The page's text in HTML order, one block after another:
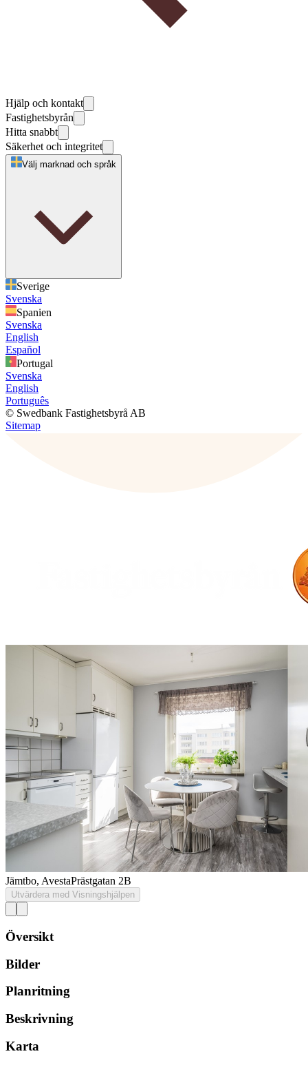
Hjälp och kontakt
Fastighetsbyrån
Hitta snabbt
Säkerhet och integritet
Välj marknad och språk
Sverige
Svenska
Spanien
Svenska
English
Español
Portugal
Svenska
English
Português
© Swedbank Fastighetsbyrå AB
Sitemap
Jämtbo, AvestaPrästgatan 2B
Utvärdera med Visningshjälpen
Översikt
Bilder
Planritning
Beskrivning
Karta